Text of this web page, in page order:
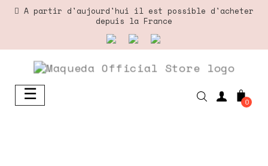
A partir d'aujourd'hui il est possible d'acheter
depuis la France
Basculer
la
☰ 0